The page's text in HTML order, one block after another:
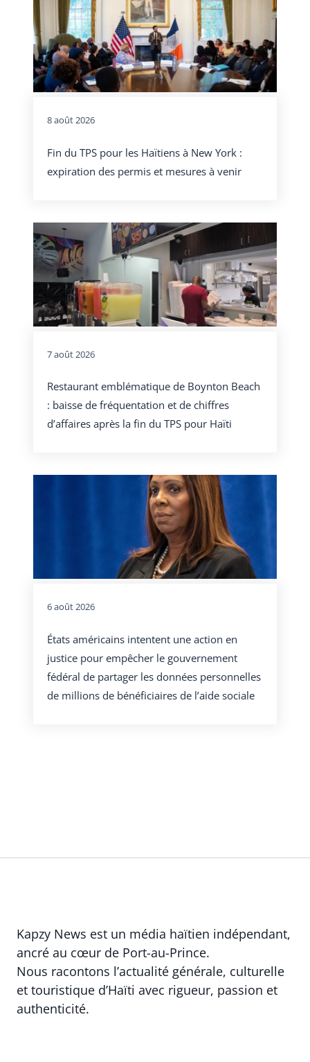
8 août 2026
Fin du TPS pour les Haïtiens à New York :
expiration des permis et mesures à venir
7 août 2026
Restaurant emblématique de Boynton Beach
: baisse de fréquentation et de chiffres
d’affaires après la fin du TPS pour Haïti
6 août 2026
États américains intentent une action en
justice pour empêcher le gouvernement
fédéral de partager les données personnelles
de millions de bénéficiaires de l’aide sociale
Kapzy News est un média haïtien indépendant,
ancré au cœur de Port-au-Prince.
Nous racontons l’actualité générale, culturelle
et touristique d’Haïti avec rigueur, passion et
authenticité.